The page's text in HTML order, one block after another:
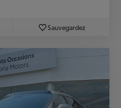
Sauvegardez